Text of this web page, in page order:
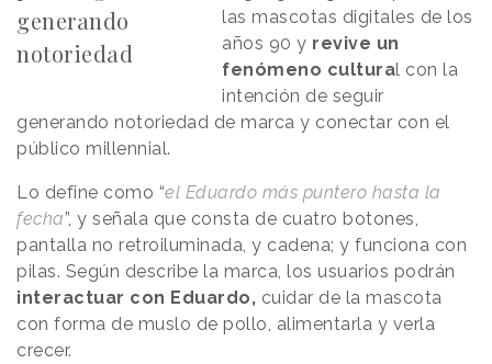
generando
notoriedad
las mascotas digitales de los
años 90 y revive un
fenómeno cultural con la
intención de seguir
generando notoriedad de marca y conectar con el
público millennial.
Lo define como “el Eduardo más puntero hasta la
fecha”, y señala que consta de cuatro botones,
pantalla no retroiluminada, y cadena; y funciona con
pilas. Según describe la marca, los usuarios podrán
interactuar con Eduardo, cuidar de la mascota
con forma de muslo de pollo, alimentarla y verla
crecer.